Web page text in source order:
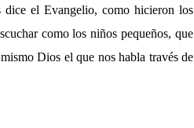
dice el Evangelio, como hicieron los
como los niños pequeños, que
Dios el que nos habla través de